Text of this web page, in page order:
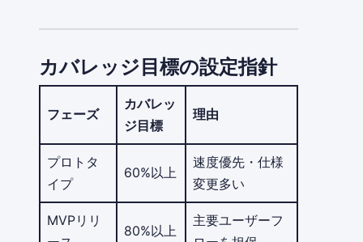
カバレッジ目標の設定指針
フェーズ
カバレッ
ジ目標
理由
プロトタ
イプ
60%以上
速度優先・仕様
変更多い
MVPリリ
80%以上
主要ユーザーフ